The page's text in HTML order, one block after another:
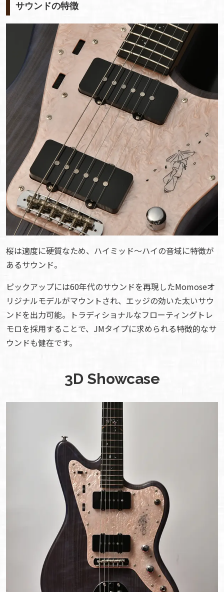
サウンドの特徴
桜は適度に硬質なため、ハイミッド〜ハイの音域に特徴が
あるサウンド。
ピックアップには60年代のサウンドを再現したMomoseオ
リジナルモデルがマウントされ、エッジの効いた太いサウ
ンドを出力可能。トラディショナルなフローティングトレ
モロを採用することで、JMタイプに求められる特徴的なサ
ウンドも健在です。
3D Showcase